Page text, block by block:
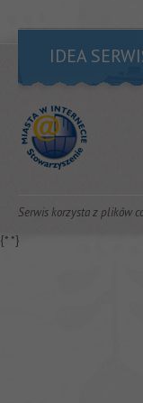
IDEA
Serwis korzysta z plików
{**}